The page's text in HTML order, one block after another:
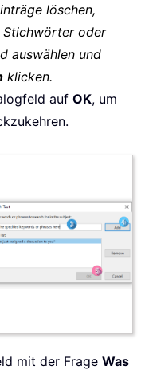
löschen,
Stichwörter oder
auswählen und
klicken.
auf OK, um
mit der Frage Was